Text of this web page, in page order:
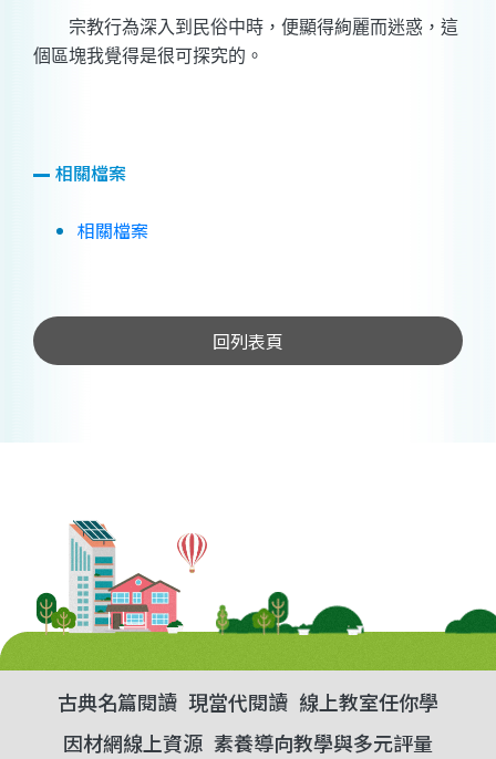
宗教行為深入到民俗中時，便顯得絢麗而迷惑，這
個區塊我覺得是很可探究的。
相關檔案
相關檔案
回列表頁
古典名篇閱讀 現當代閱讀 線上教室任你學
因材網線上資源 素養導向教學與多元評量